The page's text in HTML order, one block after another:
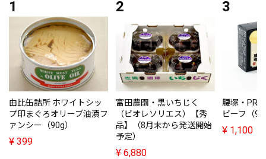
由比缶詰所 ホワイトシッ
プ印まぐろオリーブ油漬フ
ァンシー（90g）
¥ 399
富田農園・黒いちじく
（ビオレソリエス）【秀
品】（8月末から発送開始
予定）
¥ 6,880
腰塚・
ビーフ（
¥ 1,100